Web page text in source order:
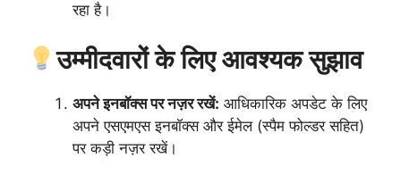
रहा है।
उम्मीदवारों के लिए आवश्यक सुझाव
अपने इनबॉक्स पर नज़र रखें: आधिकारिक अपडेट के लिए
अपने एसएमएस इनबॉक्स और ईमेल (स्पैम फोल्डर सहित)
पर कड़ी नज़र रखें।